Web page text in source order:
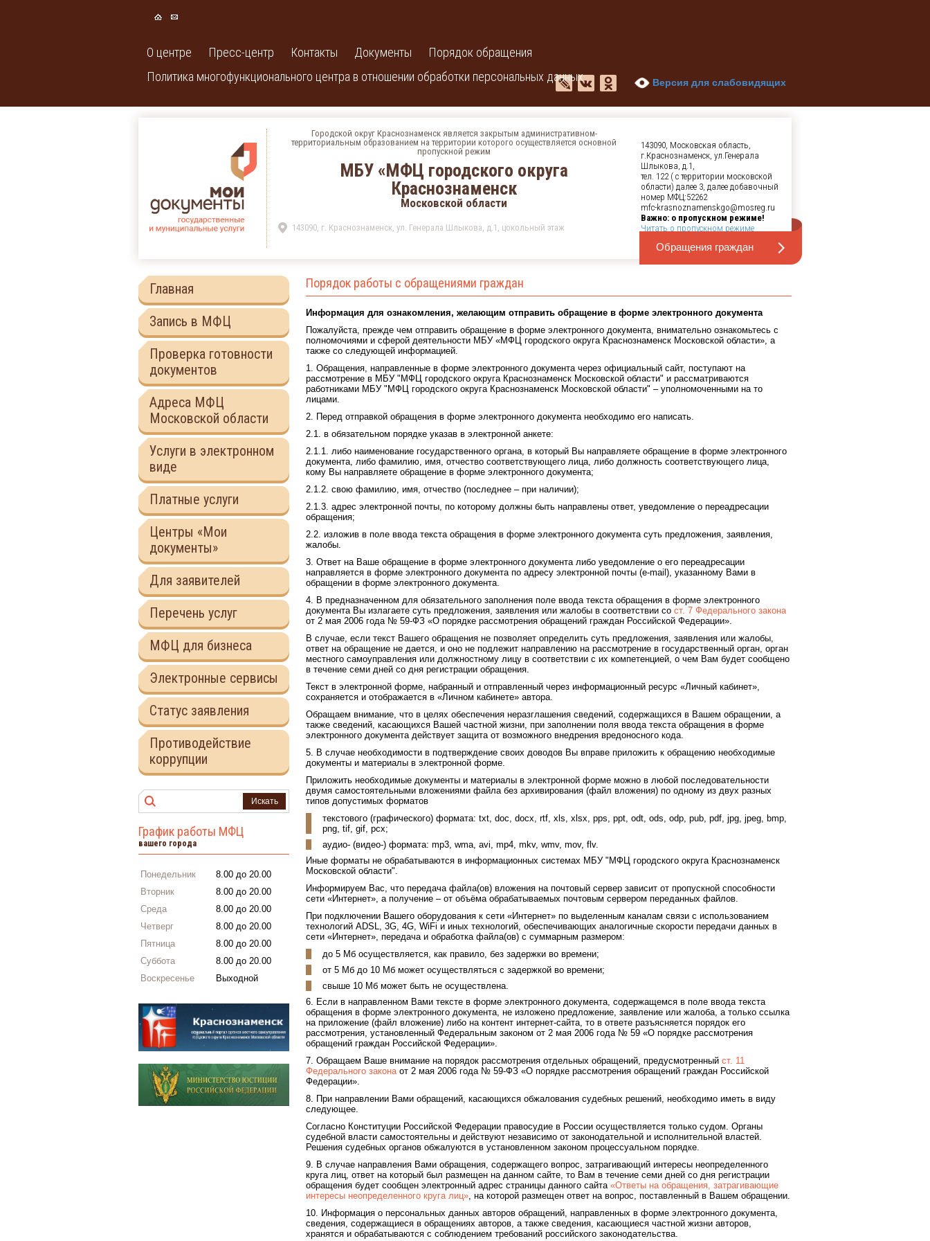
О центре Пресс-центр Контакты Документы
Порядок обращения
Политика многофункционального центра в отношении обработки персональных данных
Версия для слабовидящих
Городской округ Краснознаменск является закрытым административном-
территориальным образованием на территории которого осуществляется основной
пропускной режим
МБУ «МФЦ городского округа
Краснознаменск
Московской области
143090, г. Краснознаменск, ул. Генерала Шлыкова, д.1, цокольный этаж
143090, Московская область,
г.Краснознаменск, ул.Генерала
Шлыкова, д.1,
тел. 122 ( с территории московской
области) далее 3, далее добавочный
номер МФЦ:52262
mfc-krasnoznamenskgo@mosreg.ru
Важно: о пропускном режиме!
Читать о пропускном режиме
Обращения граждан
Главная
Запись в МФЦ
Проверка готовности
документов
Адреса МФЦ
Московской области
Услуги в электронном
виде
Платные услуги
Центры «Мои
документы»
Для заявителей
Перечень услуг
МФЦ для бизнеса
Электронные сервисы
Статус заявления
Противодействие
коррупции
Искать
График работы МФЦ
вашего города
Понедельник
8.00 до 20.00
Вторник
8.00 до 20.00
Среда
8.00 до 20.00
Четверг
8.00 до 20.00
Пятница
8.00 до 20.00
Суббота
8.00 до 20.00
Воскресенье
Выходной
Порядок работы с обращениями граждан
Информация для ознакомления, желающим отправить обращение в форме электронного документа
Пожалуйста, прежде чем отправить обращение в форме электронного документа, внимательно ознакомьтесь с
полномочиями и сферой деятельности МБУ «МФЦ городского округа Краснознаменск Московской области», а
также со следующей информацией.
1. Обращения, направленные в форме электронного документа через официальный сайт, поступают на
рассмотрение в МБУ "МФЦ городского округа Краснознаменск Московской области" и рассматриваются
работниками МБУ "МФЦ городского округа Краснознаменск Московской области" – уполномоченными на то
лицами.
2. Перед отправкой обращения в форме электронного документа необходимо его написать.
2.1. в обязательном порядке указав в электронной анкете:
2.1.1. либо наименование государственного органа, в который Вы направляете обращение в форме электронного
документа, либо фамилию, имя, отчество соответствующего лица, либо должность соответствующего лица,
кому Вы направляете обращение в форме электронного документа;
2.1.2. свою фамилию, имя, отчество (последнее – при наличии);
2.1.3. адрес электронной почты, по которому должны быть направлены ответ, уведомление о переадресации
обращения;
2.2. изложив в поле ввода текста обращения в форме электронного документа суть предложения, заявления,
жалобы.
3. Ответ на Ваше обращение в форме электронного документа либо уведомление о его переадресации
направляется в форме электронного документа по адресу электронной почты (e-mail), указанному Вами в
обращении в форме электронного документа.
4. В предназначенном для обязательного заполнения поле ввода текста обращения в форме электронного
документа Вы излагаете суть предложения, заявления или жалобы в соответствии со ст. 7 Федерального закона
от 2 мая 2006 года № 59-ФЗ «О порядке рассмотрения обращений граждан Российской Федерации».
В случае, если текст Вашего обращения не позволяет определить суть предложения, заявления или жалобы,
ответ на обращение не дается, и оно не подлежит направлению на рассмотрение в государственный орган, орган
местного самоуправления или должностному лицу в соответствии с их компетенцией, о чем Вам будет сообщено
в течение семи дней со дня регистрации обращения.
Текст в электронной форме, набранный и отправленный через информационный ресурс «Личный кабинет»,
сохраняется и отображается в «Личном кабинете» автора.
Обращаем внимание, что в целях обеспечения неразглашения сведений, содержащихся в Вашем обращении, а
также сведений, касающихся Вашей частной жизни, при заполнении поля ввода текста обращения в форме
электронного документа действует защита от возможного внедрения вредоносного кода.
5. В случае необходимости в подтверждение своих доводов Вы вправе приложить к обращению необходимые
документы и материалы в электронной форме.
Приложить необходимые документы и материалы в электронной форме можно в любой последовательности
двумя самостоятельными вложениями файла без архивирования (файл вложения) по одному из двух разных
типов допустимых форматов
текстового (графического) формата: txt, doc, docx, rtf, xls, xlsx, pps, ppt, odt, ods, odp, pub, pdf, jpg, jpeg, bmp,
png, tif, gif, pcx;
аудио- (видео-) формата: mp3, wma, avi, mp4, mkv, wmv, mov, flv.
Иные форматы не обрабатываются в информационных системах МБУ "МФЦ городского округа Краснознаменск
Московской области".
Информируем Вас, что передача файла(ов) вложения на почтовый сервер зависит от пропускной способности
сети «Интернет», а получение – от объёма обрабатываемых почтовым сервером переданных файлов.
При подключении Вашего оборудования к сети «Интернет» по выделенным каналам связи с использованием
технологий ADSL, 3G, 4G, WiFi и иных технологий, обеспечивающих аналогичные скорости передачи данных в
сети «Интернет», передача и обработка файла(ов) с суммарным размером:
до 5 Мб осуществляется, как правило, без задержки во времени;
от 5 Мб до 10 Мб может осуществляться с задержкой во времени;
свыше 10 Мб может быть не осуществлена.
6. Если в направленном Вами тексте в форме электронного документа, содержащемся в поле ввода текста
обращения в форме электронного документа, не изложено предложение, заявление или жалоба, а только ссылка
на приложение (файл вложение) либо на контент интернет-сайта, то в ответе разъясняется порядок его
рассмотрения, установленный Федеральным законом от 2 мая 2006 года № 59 «О порядке рассмотрения
обращений граждан Российской Федерации».
7. Обращаем Ваше внимание на порядок рассмотрения отдельных обращений, предусмотренный ст. 11
Федерального законаот 2 мая 2006 года № 59-ФЗ «О порядке рассмотрения обращений граждан Российской
Федерации».
8. При направлении Вами обращений, касающихся обжалования судебных решений, необходимо иметь в виду
следующее.
Согласно Конституции Российской Федерации правосудие в России осуществляется только судом. Органы
судебной власти самостоятельны и действуют независимо от законодательной и исполнительной властей.
Решения судебных органов обжалуются в установленном законом процессуальном порядке.
9. В случае направления Вами обращения, содержащего вопрос, затрагивающий интересы неопределенного
круга лиц, ответ на который был размещен на данном сайте, то Вам в течение семи дней со дня регистрации
обращения будет сообщен электронный адрес страницы данного сайта «Ответы на обращения, затрагивающие
интересы неопределенного круга лиц», на которой размещен ответ на вопрос, поставленный в Вашем обращении.
10. Информация о персональных данных авторов обращений, направленных в форме электронного документа,
сведения, содержащиеся в обращениях авторов, а также сведения, касающиеся частной жизни авторов,
хранятся и обрабатываются с соблюдением требований российского законодательства.